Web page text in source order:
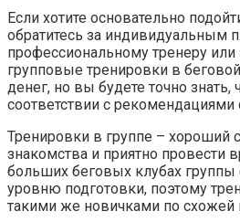
Если хотите основательно
обратитесь за индивидуальным
профессиональному тренеру или
групповые тренировки в
денег, но вы будете точно знать,
соответствии с рекомендациями
Тренировки в группе – хороший
знакомства и приятно провести
больших беговых клубах
уровню подготовки, поэтому
такими же новичками по схожей